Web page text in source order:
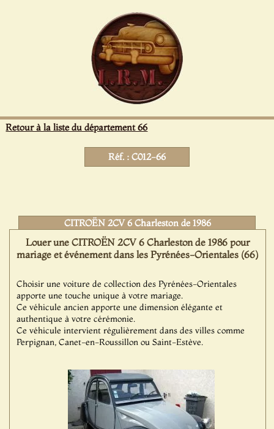
Retour à la liste du département 66
Réf. : C012-66
CITROËN 2CV 6 Charleston de 1986
Louer une CITROËN 2CV 6 Charleston de 1986 pour
mariage et événement dans les Pyrénées-Orientales (66)
Choisir une voiture de collection des Pyrénées-Orientales
apporte une touche unique à votre mariage.
Ce véhicule ancien apporte une dimension élégante et
authentique à votre cérémonie.
Ce véhicule intervient régulièrement dans des villes comme
Perpignan, Canet-en-Roussillon ou Saint-Estève.